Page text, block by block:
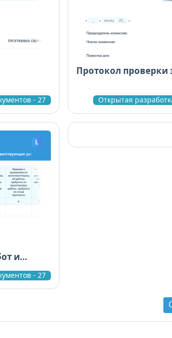
- 27
Протокол проверки
Открытая
и
- 27